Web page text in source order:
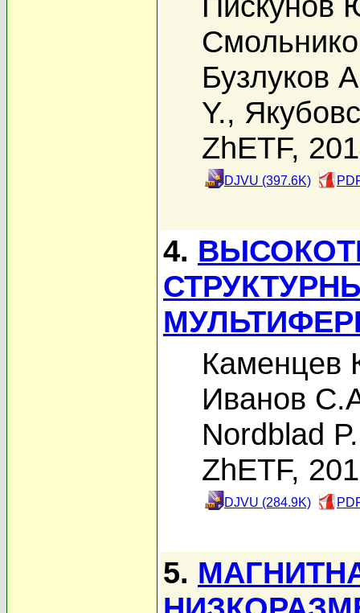
Бузлуков
Y.,
ZhETF,
DJVU (397.6K)
4.
Каменцев
Иванов
Nordblad P.
ZhETF,
DJVU (284.9K)
5.